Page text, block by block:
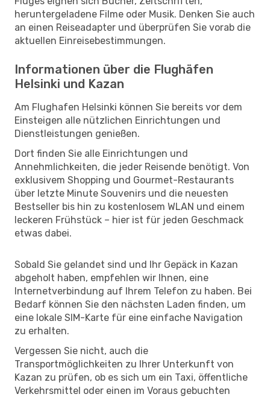
heruntergeladene Filme oder Musik. Denken Sie auch
an einen Reiseadapter und überprüfen Sie vorab die
aktuellen Einreisebestimmungen.
Informationen über die Flughäfen
Helsinki und Kazan
Am Flughafen Helsinki können Sie bereits vor dem
Einsteigen alle nützlichen Einrichtungen und
Dienstleistungen genießen.
Dort finden Sie alle Einrichtungen und
Annehmlichkeiten, die jeder Reisende benötigt. Von
exklusivem Shopping und Gourmet-Restaurants
über letzte Minute Souvenirs und die neuesten
Bestseller bis hin zu kostenlosem WLAN und einem
leckeren Frühstück – hier ist für jeden Geschmack
etwas dabei.
Sobald Sie gelandet sind und Ihr Gepäck in Kazan
abgeholt haben, empfehlen wir Ihnen, eine
Internetverbindung auf Ihrem Telefon zu haben. Bei
Bedarf können Sie den nächsten Laden finden, um
eine lokale SIM-Karte für eine einfache Navigation
zu erhalten.
Vergessen Sie nicht, auch die
Transportmöglichkeiten zu Ihrer Unterkunft von
Kazan zu prüfen, ob es sich um ein Taxi, öffentliche
Verkehrsmittel oder einen im Voraus gebuchten